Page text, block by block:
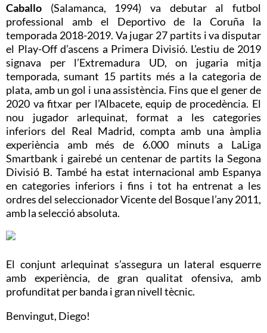
Caballo (Salamanca, 1994) va debutar al futbol
professional amb el Deportivo de la Coruña la
temporada 2018-2019. Va jugar 27 partits i va disputar
el Play-Off d’ascens a Primera Divisió. L’estiu de 2019
signava per l’Extremadura UD, on jugaria mitja
temporada, sumant 15 partits més a la categoria de
plata, amb un gol i una assistència. Fins que el gener de
2020 va fitxar per l’Albacete, equip de procedència. El
nou jugador arlequinat, format a les categories
inferiors del Real Madrid, compta amb una àmplia
experiència amb més de 6.000 minuts a LaLiga
Smartbank i gairebé un centenar de partits la Segona
Divisió B. També ha estat internacional amb Espanya
en categories inferiors i fins i tot ha entrenat a les
ordres del seleccionador Vicente del Bosque l’any 2011,
amb la selecció absoluta.
El conjunt arlequinat s’assegura un lateral esquerre
amb experiència, de gran qualitat ofensiva, amb
profunditat per banda i gran nivell tècnic.
Benvingut, Diego!